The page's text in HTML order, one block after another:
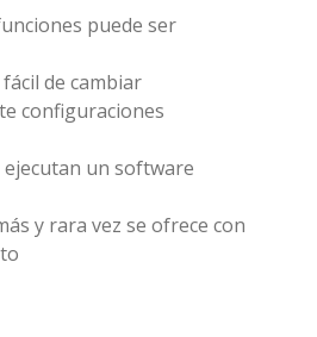
puede ser
de cambiar
configuraciones
un software
y rara vez se ofrece con